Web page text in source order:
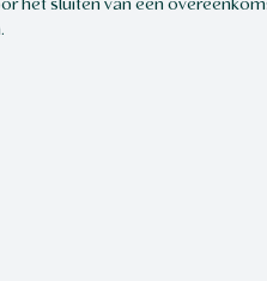
het sluiten van een